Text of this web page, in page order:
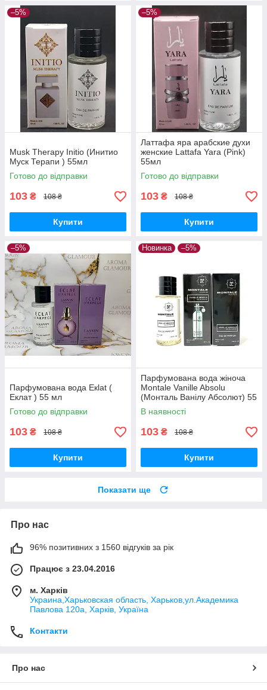
–5%
Musk Therapy Initio (Инитио
Муск Терапи ) 55мл
Готово до відправки
103 ₴ 108 ₴
Купити
–5%
Латтафа яра арабские духи
женские Lattafa Yara (Pink)
55мл
Готово до відправки
103 ₴ 108 ₴
Купити
–5%
Парфумована вода Eкlat (
Еклат ) 55 мл
Готово до відправки
103 ₴ 108 ₴
Купити
Новинка –5%
Парфумована вода жіноча
Montale Vanille Absolu
(Монталь Ванілу Абсолют) 55
мл
В наявності
103 ₴ 108 ₴
Купити
Показати ще
Про нас
96% позитивних з 1560 відгуків за рік
Працює з 23.04.2016
м. Харків
Украина,Харьковская область, Харьков,ул.Академика
Павлова 120а, Харків, Україна
Контакти
Про нас